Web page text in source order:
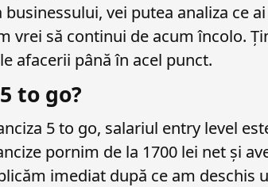
vei putea analiza ce
vrei să continui de acum încolo.
afacerii până în acel punct.
to go?
5 to go, salariul entry level
pornim de la 1700 lei net și
imediat după ce am deschis